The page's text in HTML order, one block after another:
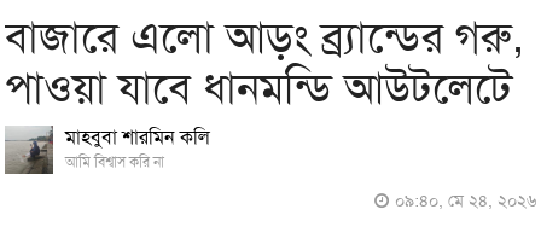
বাজারে এলো আড়ং ব্র্যান্ডের গরু,
পাওয়া যাবে ধানমন্ডি আউটলেটে
মাহবুবা শারমিন কলি
আমি বিশ্বাস করি না
০৯:৪০, মে ২৪, ২০২৬